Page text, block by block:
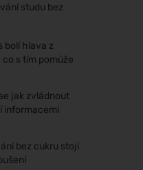
studu bez
bolí hlava z
co s tím pomůže
jak zvládnout
informacemi
bez cukru stojí